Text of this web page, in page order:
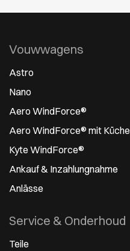
Vouwwagens
Astro
Nano
Aero WindForce®
Aero WindForce® mit Küche
Kyte WindForce®
Ankauf & Inzahlungnahme
Anlässe
Service & Onderhoud
Teile